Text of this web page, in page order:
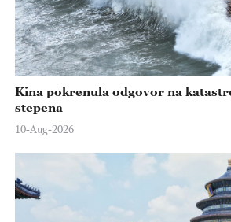
Kina pokrenula odgovor na
stepena
10-Aug-2026